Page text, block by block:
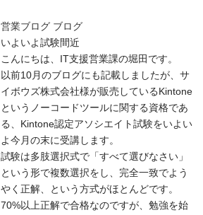
営業ブログ ブログ
いよいよ試験間近
こんにちは、IT支援営業課の堀田です。
以前10月のブログにも記載しましたが、サ
イボウズ株式会社様が販売しているKintone
というノーコードツールに関する資格であ
る、Kintone認定アソシエイト試験をいよい
よ今月の末に受講します。
試験は多肢選択式で「すべて選びなさい」
という形で複数選択をし、完全一致でよう
やく正解、という方式がほとんどです。
70%以上正解で合格なのですが、勉強を始